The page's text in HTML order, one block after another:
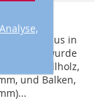
im Haus in
wurde
Vollholz,
und Balken,